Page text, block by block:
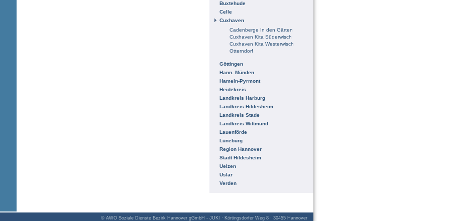
Buxtehude
Celle
Cuxhaven
Cadenberge In den Gärten
Cuxhaven Kita Süderwisch
Cuxhaven Kita Westerwisch
Otterndorf
Göttingen
Hann. Münden
Hameln-Pyrmont
Heidekreis
Landkreis Harburg
Landkreis Hildesheim
Landkreis Stade
Landkreis Wittmund
Lauenförde
Lüneburg
Region Hannover
Stadt Hildesheim
Uelzen
Uslar
Verden
© AWO Soziale Dienste Bezirk Hannover gGmbH - JUKI · Körtingsdorfer Weg 8 · 30455 Hannover